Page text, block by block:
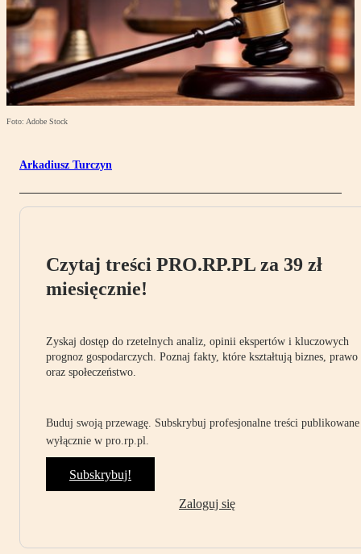
Foto: Adobe Stock
Arkadiusz Turczyn
Czytaj treści PRO.RP.PL za 39 zł
miesięcznie!
Zyskaj dostęp do rzetelnych analiz, opinii ekspertów i kluczowych
prognoz gospodarczych. Poznaj fakty, które kształtują biznes, prawo
oraz społeczeństwo.
Buduj swoją przewagę. Subskrybuj profesjonalne treści publikowane
wyłącznie w pro.rp.pl.
Subskrybuj!
Zaloguj się